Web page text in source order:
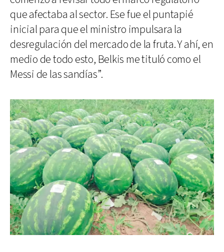
que afectaba al sector. Ese fue el puntapié
inicial para que el ministro impulsara la
desregulación del mercado de la fruta. Y ahí, en
medio de todo esto, Belkis me tituló como el
Messi de las sandías”.